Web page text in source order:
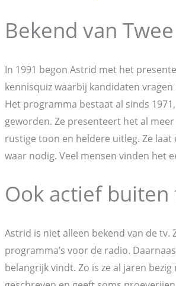
Bekend van
In 1991 begon Astrid met het
kennisquiz waarbij kandidaten
Het programma bestaat al sinds
geworden. Ze presenteert het al
rustige toon en heldere uitleg. Ze
waar nodig. Veel mensen vinden het
Ook actief buiten
Astrid is niet alleen bekend van de tv.
programma’s voor de radio.
belangrijk vindt. Zo is ze al jaren